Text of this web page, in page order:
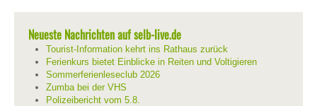
Neueste Nachrichten auf selb-live.de
Tourist-Information kehrt ins Rathaus zurück
Ferienkurs bietet Einblicke in Reiten und Voltigieren
Sommerferienleseclub 2026
Zumba bei der VHS
Polizeibericht vom 5.8.